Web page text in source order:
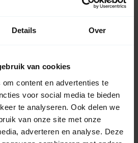
Details Over
van cookies
content en advertenties te
voor social media te bieden
te analyseren. Ook delen we
van onze site met onze
adverteren en analyse. Deze
afstelling
voor
120 Nm 4,95